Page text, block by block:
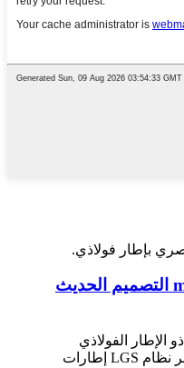
إطار فولاذي modualr التصميم الحديث
الإطار الفولاذي
الخفيف. 1. إنه أسرع. يوفر نظام LGS إطارات